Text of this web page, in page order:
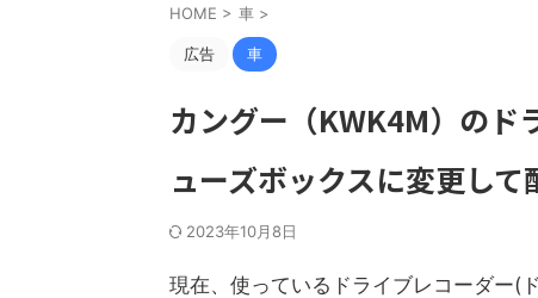
HOME > 車 >
広告 車
カングー（KWK4M）のド
ューズボックスに変更し
2023年10月8日
現在、使っているドライブレコーダー(